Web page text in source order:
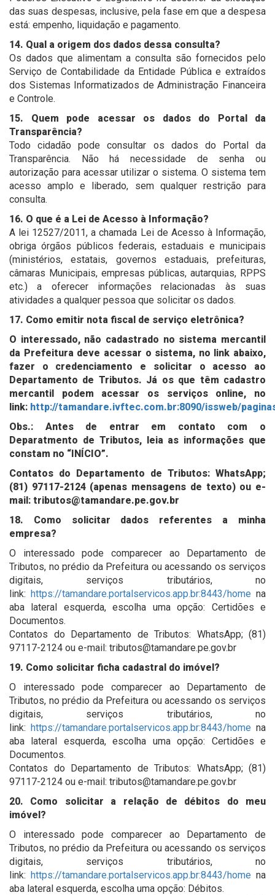
das suas despesas, inclusive, pela fase em que a despesa
está: empenho, liquidação e pagamento.
14. Qual a origem dos dados dessa consulta?
Os dados que alimentam a consulta são fornecidos pelo
Serviço de Contabilidade da Entidade Pública e extraídos
dos Sistemas Informatizados de Administração Financeira
e Controle.
15. Quem pode acessar os dados do Portal da
Transparência?
Todo cidadão pode consultar os dados do Portal da
Transparência. Não há necessidade de senha ou
autorização para acessar utilizar o sistema. O sistema tem
acesso amplo e liberado, sem qualquer restrição para
consulta.
16. O que é a Lei de Acesso à Informação?
A lei 12527/2011, a chamada Lei de Acesso à Informação,
obriga órgãos públicos federais, estaduais e municipais
(ministérios, estatais, governos estaduais, prefeituras,
câmaras Municipais, empresas públicas, autarquias, RPPS
etc.) a oferecer informações relacionadas às suas
atividades a qualquer pessoa que solicitar os dados.
17. Como emitir nota fiscal de serviço eletrônica?
O interessado, não cadastrado no sistema mercantil
da Prefeitura deve acessar o sistema, no link abaixo,
fazer o credenciamento e solicitar o acesso ao
Departamento de Tributos. Já os que têm cadastro
mercantil podem acessar os serviços online, no
link: http://tamandare.ivftec.com.br:8090/issweb/
Obs.: Antes de entrar em contato com o
Deparatmento de Tributos, leia as informações que
constam no “INÍCIO”.
Contatos do Departamento de Tributos: WhatsApp;
(81) 97117-2124 (apenas mensagens de texto) ou e-
mail: tributos@tamandare.pe.gov.br
18. Como solicitar dados referentes a minha
empresa?
O interessado pode comparecer ao Departamento de
Tributos, no prédio da Prefeitura ou acessando os serviços
digitais, serviços tributários, no
link: https://tamandare.portalservicos.app.br:8443/home na
aba lateral esquerda, escolha uma opção: Certidões e
Documentos.
Contatos do Departamento de Tributos: WhatsApp; (81)
97117-2124 ou e-mail: tributos@tamandare.pe.gov.br
19. Como solicitar ficha cadastral do imóvel?
O interessado pode comparecer ao Departamento de
Tributos, no prédio da Prefeitura ou acessando os serviços
digitais, serviços tributários, no
link: https://tamandare.portalservicos.app.br:8443/home na
aba lateral esquerda, escolha uma opção: Certidões e
Documentos.
Contatos do Departamento de Tributos: WhatsApp; (81)
97117-2124 ou e-mail: tributos@tamandare.pe.gov.br
20. Como solicitar a relação de débitos do meu
imóvel?
O interessado pode comparecer ao Departamento de
Tributos, no prédio da Prefeitura ou acessando os serviços
digitais, serviços tributários, no
link: https://tamandare.portalservicos.app.br:8443/home na
aba lateral esquerda, escolha uma opção: Débitos.